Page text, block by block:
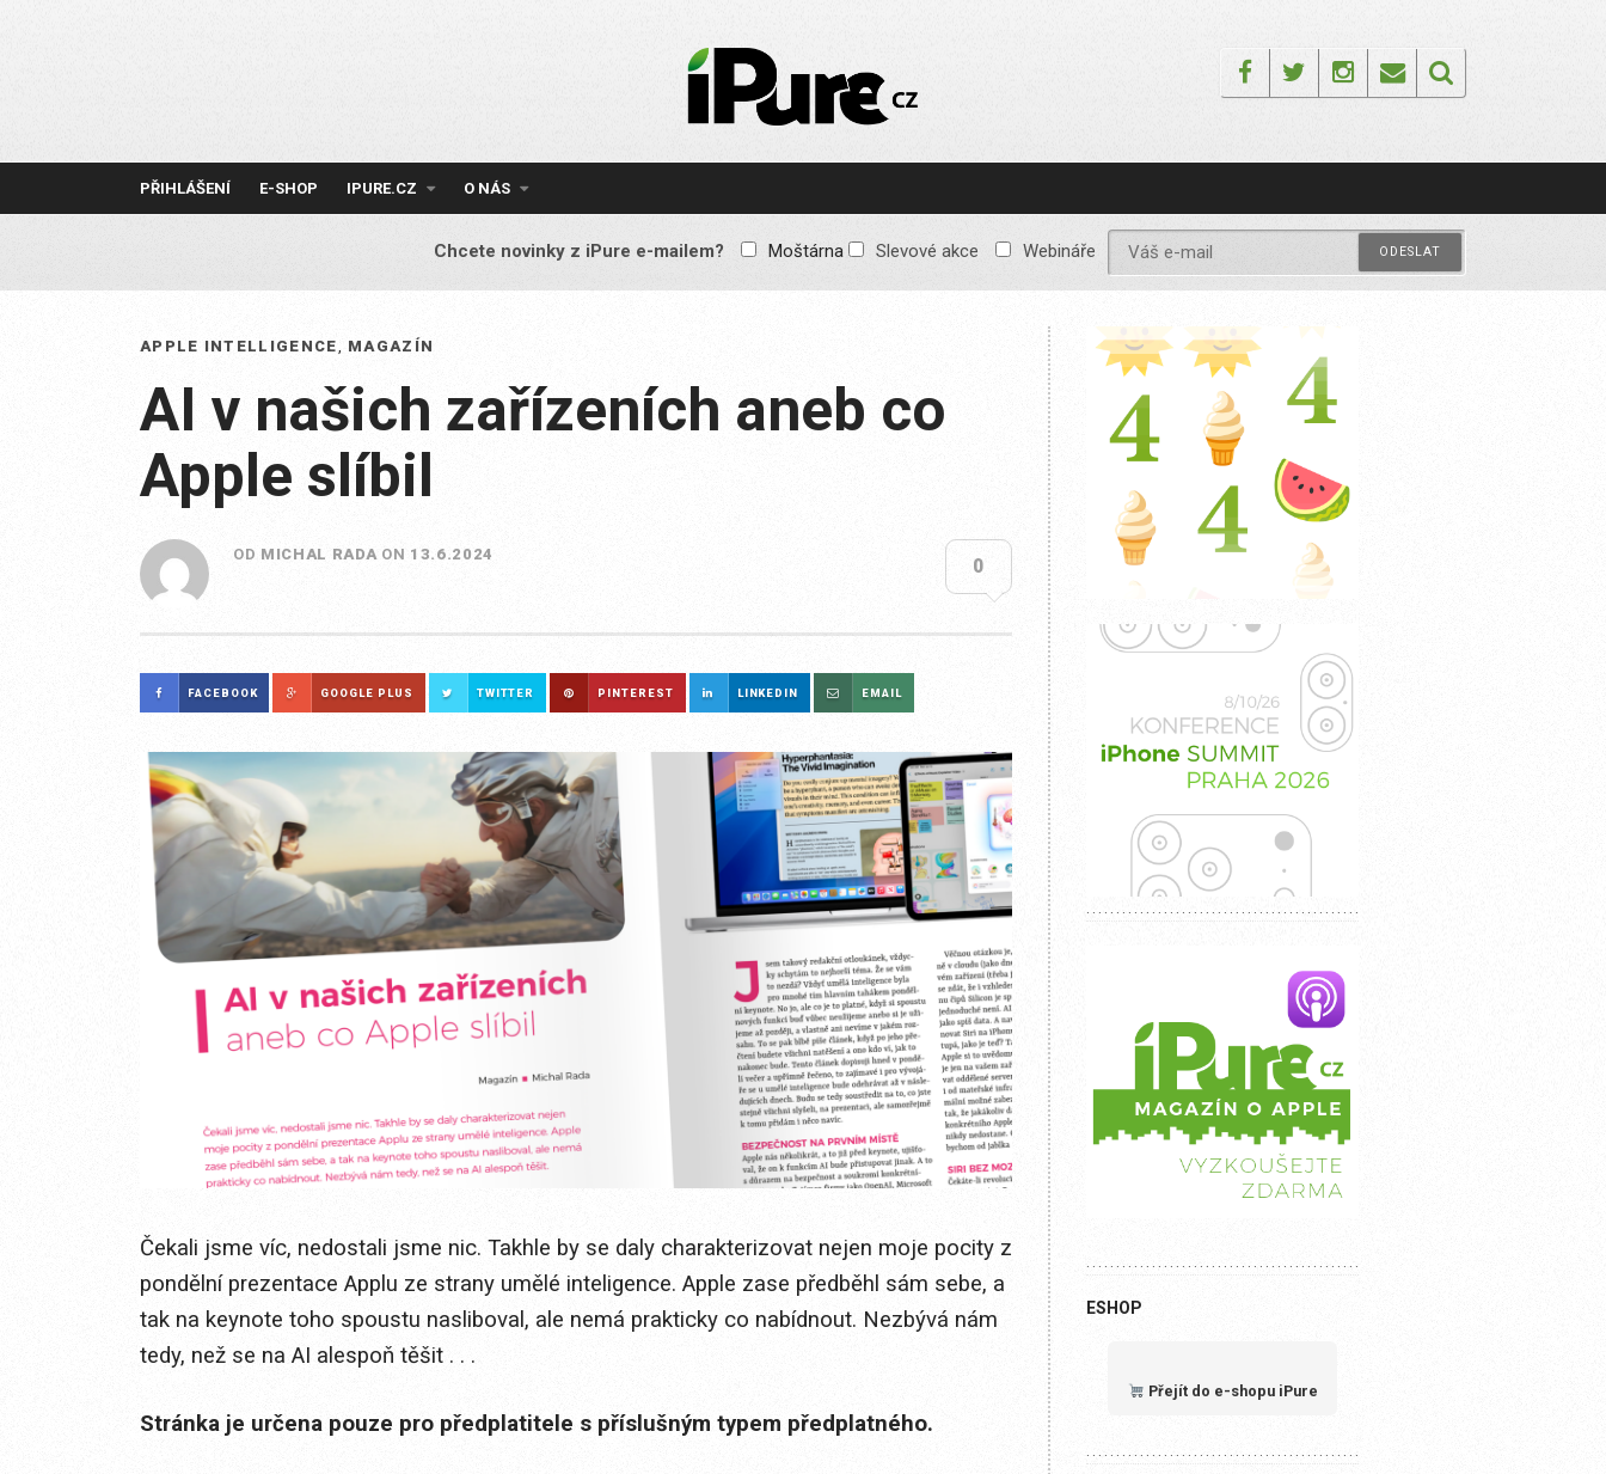
IPURE.CZ
Prémiový Apple e-
reklamy, žádné
obsah pro všechny
FacebookTwitterInstagram
Email
PŘIHLÁŠENÍ E-SHOP IPURE.CZ O NÁS
Chcete novinky z iPure e-mailem? Moštárna Slevové akce Webináře
APPLE INTELLIGENCE, MAGAZÍN
AI v našich zařízeních aneb co
Apple slíbil
OD MICHAL RADA ON 13.6.2024
0
FACEBOOK GOOGLE PLUS TWITTER PINTEREST LINKEDIN EMAIL
Čekali jsme víc, nedostali jsme nic. Takhle by se daly charakterizovat nejen moje pocity z
pondělní prezentace Applu ze strany umělé inteligence. Apple zase předběhl sám sebe, a
tak na keynote toho spoustu nasliboval, ale nemá prakticky co nabídnout. Nezbývá nám
tedy, než se na AI alespoň těšit . . .
Stránka je určena pouze pro předplatitele s příslušným typem předplatného.
ESHOP
Přejít do e-shopu iPure